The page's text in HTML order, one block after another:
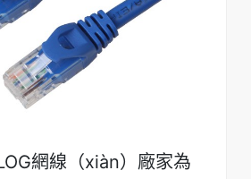
網線（xiàn）廠家為